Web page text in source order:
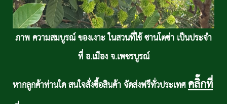
ภาพ ความสมบูรณ์ ของเงาะ ในสวนที่ใช้ ซานโตซ่า เป็นประจำ
ที่ อ.เมือง จ.เพชรบูรณ์
หากลูกค้าท่านใด สนใจสั่งซื้อสินค้า จัดส่งฟรีทั่วประเทศคลิ๊กที่